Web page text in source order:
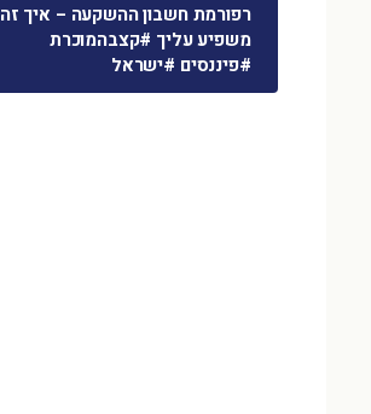
רפורמת חשבון ההשקעה – איך זה
משפיע עליך #קצבהמוכרת
#פיננסים #ישראל